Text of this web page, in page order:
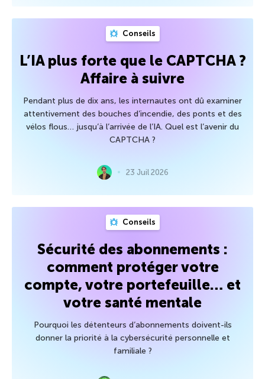
Conseils
L’IA plus forte que le CAPTCHA ?
Affaire à suivre
Pendant plus de dix ans, les internautes ont dû examiner
attentivement des bouches d’incendie, des ponts et des
vélos flous… jusqu’à l’arrivée de l’IA. Quel est l’avenir du
CAPTCHA ?
23 Juil 2026
Conseils
Sécurité des abonnements :
comment protéger votre
compte, votre portefeuille… et
votre santé mentale
Pourquoi les détenteurs d’abonnements doivent-ils
donner la priorité à la cybersécurité personnelle et
familiale ?